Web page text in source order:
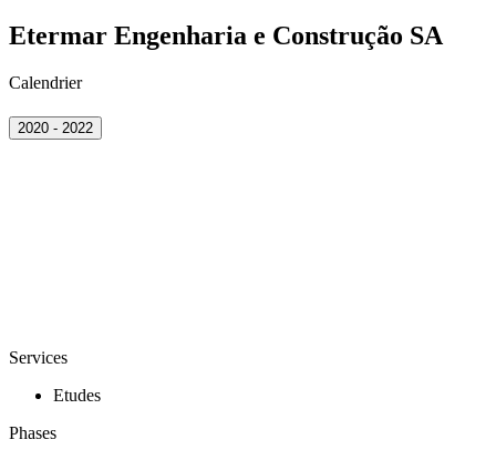
Etermar Engenharia e Construção SA
Calendrier
2020 - 2022
Services
Etudes
Phases